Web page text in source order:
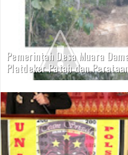
Pemerintah Desa Muara
Platdeker Patah dan